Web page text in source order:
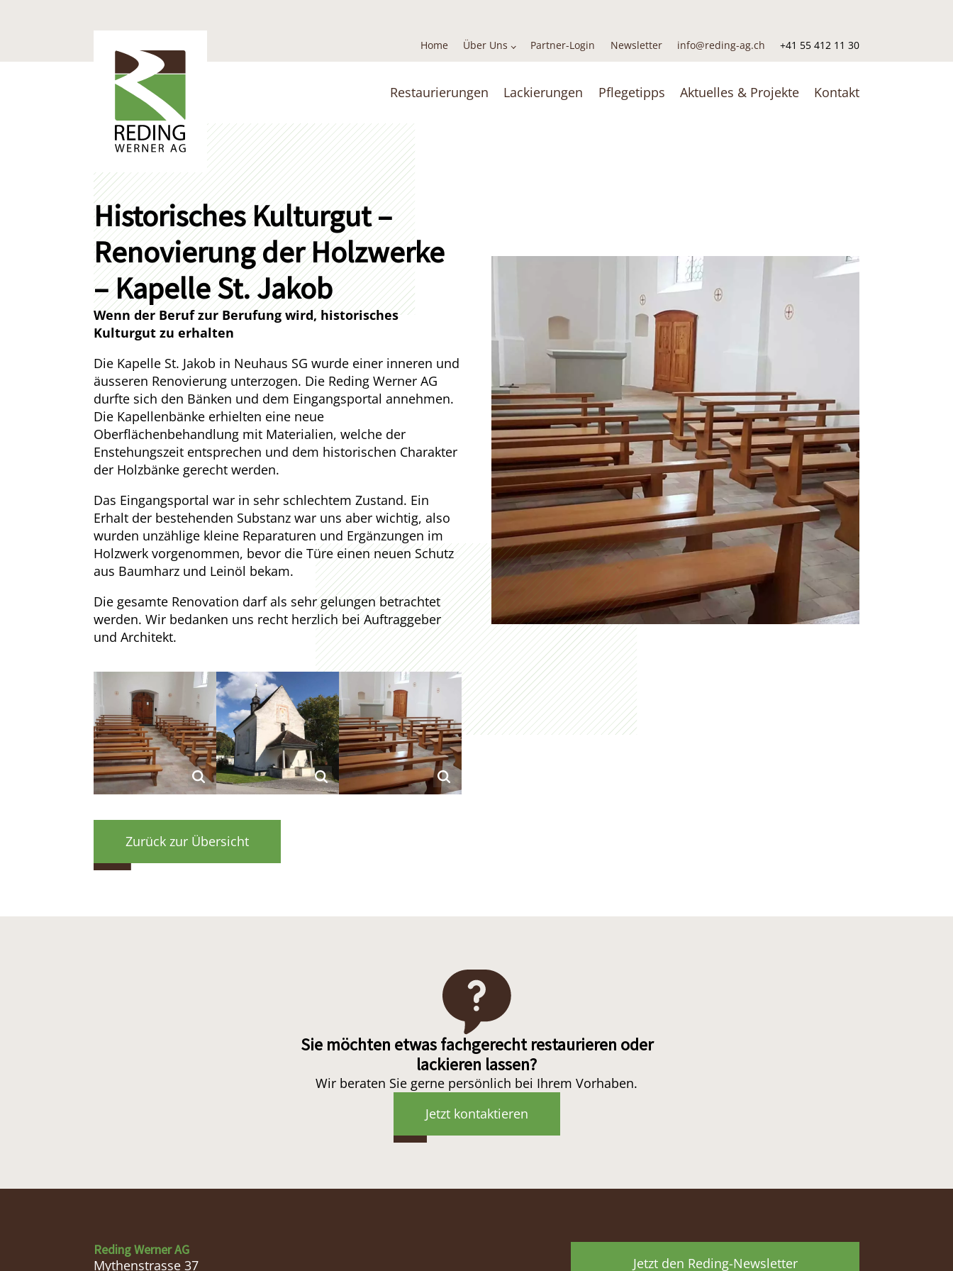
Home Über Uns Partner-Login Newsletter info@reding-ag.ch +41 55 412 11 30
Restaurierungen Lackierungen Pflegetipps Aktuelles & Projekte Kontakt
Historisches Kulturgut –
Renovierung der Holzwerke
– Kapelle St. Jakob
Wenn der Beruf zur Berufung wird, historisches
Kulturgut zu erhalten
Die Kapelle St. Jakob in Neuhaus SG wurde einer inneren und
äusseren Renovierung unterzogen. Die Reding Werner AG
durfte sich den Bänken und dem Eingangsportal annehmen.
Die Kapellenbänke erhielten eine neue
Oberflächenbehandlung mit Materialien, welche der
Enstehungszeit entsprechen und dem historischen Charakter
der Holzbänke gerecht werden.
Das Eingangsportal war in sehr schlechtem Zustand. Ein
Erhalt der bestehenden Substanz war uns aber wichtig, also
wurden unzählige kleine Reparaturen und Ergänzungen im
Holzwerk vorgenommen, bevor die Türe einen neuen Schutz
aus Baumharz und Leinöl bekam.
Die gesamte Renovation darf als sehr gelungen betrachtet
werden. Wir bedanken uns recht herzlich bei Auftraggeber
und Architekt.
Zurück zur Übersicht
Sie möchten etwas fachgerecht restaurieren oder
lackieren lassen?
Wir beraten Sie gerne persönlich bei Ihrem Vorhaben.
Jetzt kontaktieren
Reding Werner AG
Mythenstrasse 37
Jetzt den Reding-Newsletter